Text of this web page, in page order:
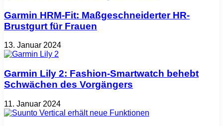
Garmin HRM-Fit: Maßgeschneiderter HR-
Brustgurt für Frauen
13. Januar 2024
Garmin Lily 2: Fashion-Smartwatch behebt
Schwächen des Vorgängers
11. Januar 2024